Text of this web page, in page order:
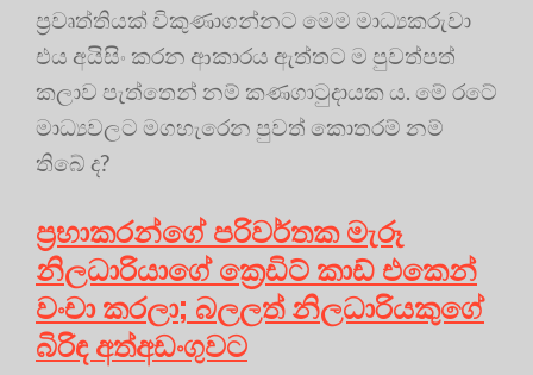
ප්‍රවෘත්තියක් විකුණාගන්නට මෙම මාධ්‍යකරුවා
එය අයිසිං කරන ආකාරය ඇත්තට ම පුවත්පත්
කලාව පැත්තෙන් නම් කණගාටුදායක ය. මේ රටේ
මාධ්‍යවලට මගහැරෙන පුවත් කොතරම් නම්
තිබේ ද?
ප්‍රභාකරන්ගේ පරිවර්තක මැරූ
නිලධාරියාගේ ක්‍රෙඩිට්‌ කාඩ් එකෙන්
වංචා කරලා; බලලත් නිලධාරියකුගේ
බිරිඳ අත්අඩංගුවට